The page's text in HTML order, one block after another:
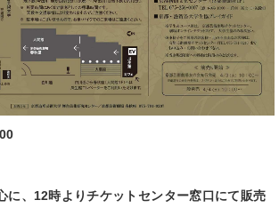
に、12時よりチケットセンター窓口にて販売